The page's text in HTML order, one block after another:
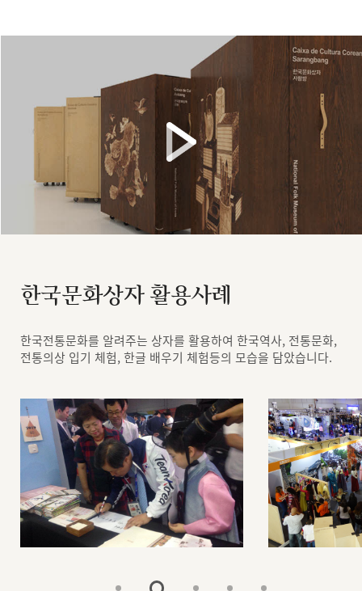
한국문화상자 활용사례
한국전통문화를 알려주는 상자를 활용하여 한국역사, 전통문화,
전통의상 입기 체험, 한글 배우기 체험등의 모습을 담았습니다.